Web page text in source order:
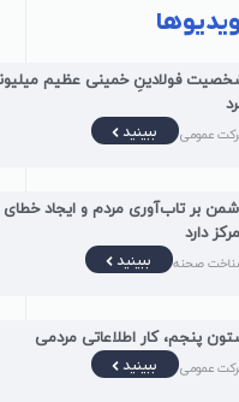
ویدیوها
فولادینِ خمینی عظیم
عمومی ببینید
بر تاب‌آوری مردم و ایجاد
دارد
صحنه ببینید
پنجم، کار اطلاعاتی مردمی
عمومی ببینید